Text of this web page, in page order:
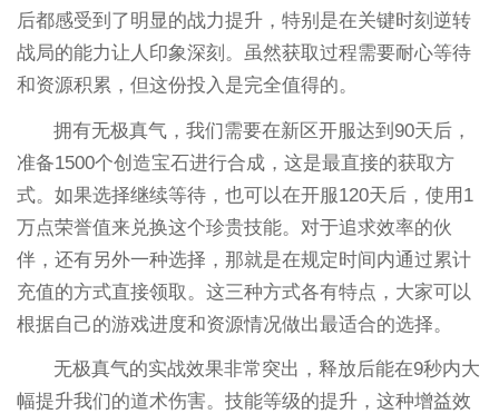
后都感受到了明显的战力提升，特别是在关键时刻逆转
战局的能力让人印象深刻。虽然获取过程需要耐心等待
和资源积累，但这份投入是完全值得的。
拥有无极真气，我们需要在新区开服达到90天后，
准备1500个创造宝石进行合成，这是最直接的获取方
式。如果选择继续等待，也可以在开服120天后，使用1
万点荣誉值来兑换这个珍贵技能。对于追求效率的伙
伴，还有另外一种选择，那就是在规定时间内通过累计
充值的方式直接领取。这三种方式各有特点，大家可以
根据自己的游戏进度和资源情况做出最适合的选择。
无极真气的实战效果非常突出，释放后能在9秒内大
幅提升我们的道术伤害。技能等级的提升，这种增益效